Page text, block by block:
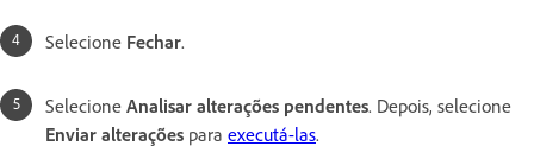
Selecione Fechar.
Selecione Analisar alterações pendentes. Depois, selecione
Enviar alterações para executá-las.